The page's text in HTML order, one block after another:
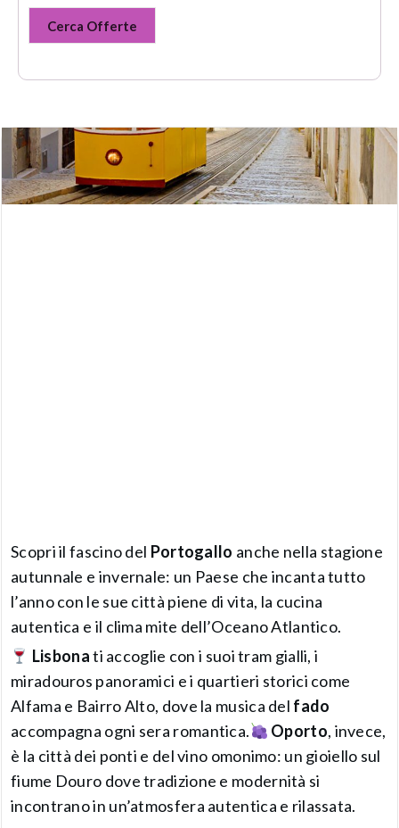
Scopri il fascino del Portogallo anche nella stagione
autunnale e invernale: un Paese che incanta tutto
l’anno con le sue città piene di vita, la cucina
autentica e il clima mite dell’Oceano Atlantico.
Lisbonati accoglie con i suoi tram gialli, i
miradouros panoramici e i quartieri storici come
Alfama e Bairro Alto, dove la musica del fado
accompagna ogni sera romantica.
Oporto, invece,
è la città dei ponti e del vino omonimo: un gioiello sul
fiume Douro dove tradizione e modernità si
incontrano in un’atmosfera autentica e rilassata.